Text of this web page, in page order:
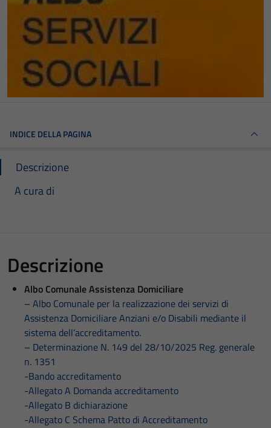
INDICE DELLA PAGINA
Descrizione
A cura di
Descrizione
Albo Comunale Assistenza Domiciliare
– Albo Comunale per la realizzazione dei servizi di
Assistenza Domiciliare Anziani e/o Disabili mediante il
sistema dell’accreditamento.
– Determinazione N. 149 del 28/10/2025 Reg. generale
n. 1351
-Bando accreditamento
-Allegato A Domanda accreditamento
-Allegato B dichiarazione
-Allegato C Schema Patto di Accreditamento